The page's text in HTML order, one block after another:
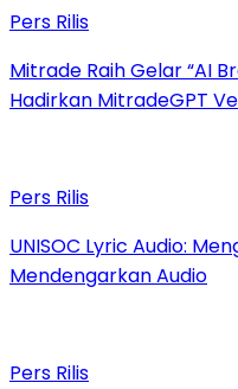
Pers Rilis
Mitrade Raih Gelar “AI
Hadirkan MitradeGPT
Pers Rilis
UNISOC Lyric Audio:
Mendengarkan Audio
Pers Rilis